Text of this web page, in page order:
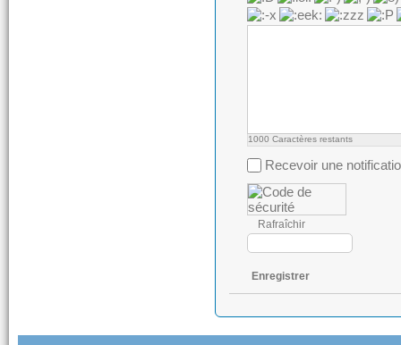
1000 Caractères restants
Recevoir une
Rafraîchir
Enregistrer